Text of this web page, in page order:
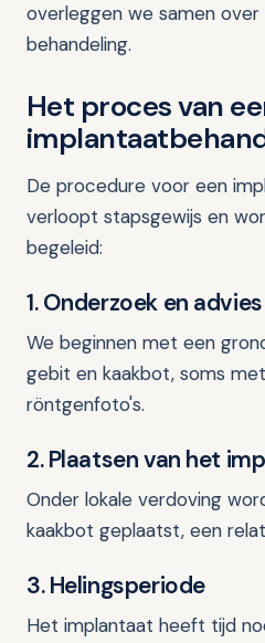
overleggen we samen
behandeling.
Het proces van
De procedure voor een
verloopt stapsgewijs en
begeleid:
1. Onderzoek en advies
We beginnen met een
gebit en kaakbot, soms
röntgenfoto's.
2. Plaatsen van het
Onder lokale verdoving
kaakbot geplaatst, een
3. Helingsperiode
Het implantaat heeft tijd